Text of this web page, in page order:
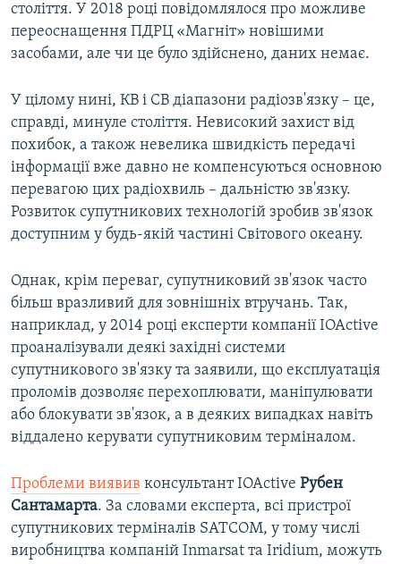
століття. У 2018 році повідомлялося про можливе
переоснащення ПДРЦ «Магніт» новішими
засобами, але чи це було здійснено, даних немає.
У цілому нині, КВ і СВ діапазони радіозв'язку – це,
справді, минуле століття. Невисокий захист від
похибок, а також невелика швидкість передачі
інформації вже давно не компенсуються основною
перевагою цих радіохвиль – дальністю зв'язку.
Розвиток супутникових технологій зробив зв'язок
доступним у будь-якій частині Світового океану.
Однак, крім переваг, супутниковий зв'язок часто
більш вразливий для зовнішніх втручань. Так,
наприклад, у 2014 році експерти компанії IOActive
проаналізували деякі західні системи
супутникового зв'язку та заявили, що експлуатація
проломів дозволяє перехоплювати, маніпулювати
або блокувати зв'язок, а в деяких випадках навіть
віддалено керувати супутниковим терміналом.
Проблеми виявив консультант IOActive Рубен
Сантамарта. За словами експерта, всі пристрої
супутникових терміналів SATCOM, у тому числі
виробництва компаній Inmarsat та Iridium, можуть